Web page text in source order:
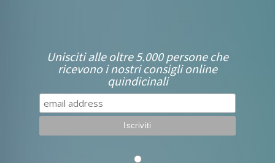
Unisciti alle oltre 5.000 persone che
ricevono i nostri consigli online
quindicinali